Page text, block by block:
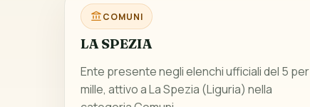
COMUNI
LA SPEZIA
Ente presente negli elenchi ufficiali del 5 per
mille, attivo a La Spezia (Liguria) nella